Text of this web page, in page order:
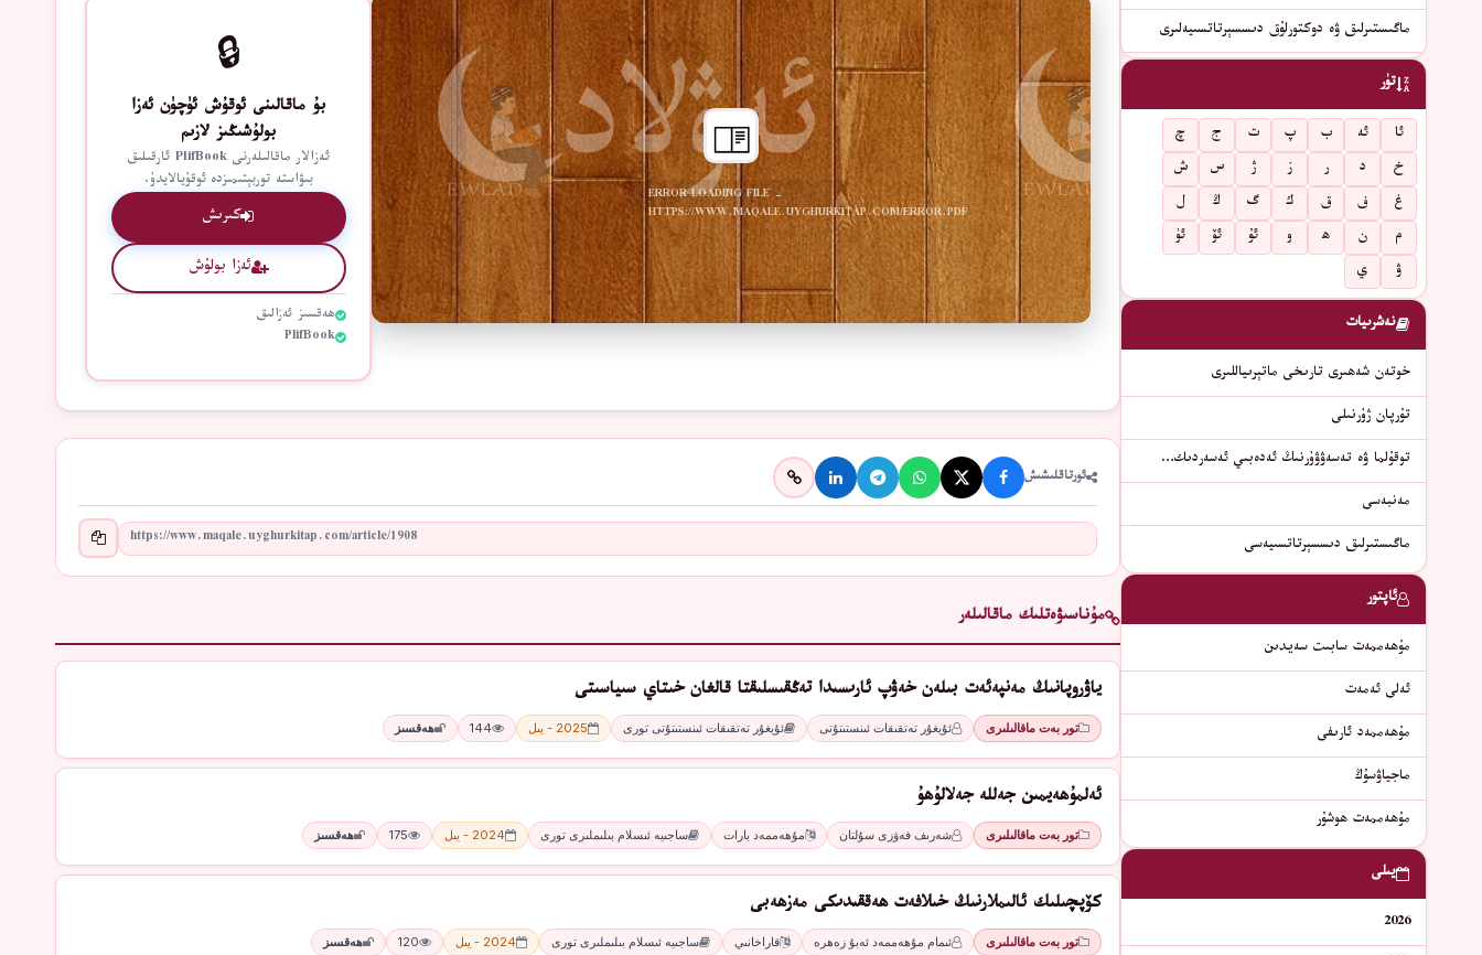
ERROR LOADING FILE -
HTTPS://WWW.MAQALE.UYGHURKITAP.COM/ERROR.PDF
🔒
بۇ ماقالىنى ئوقۇش ئۈچۈن ئەزا
بولۇشىڭىز لازىم
ئەزالار ماقالىلەرنى PlifBook ئارقىلىق
بىۋاستە توربېتىمىزدە ئوقۇيالايدۇ.
كىرىش
ئەزا بولۇش
ھەقسىز ئەزالىق
PlifBook
ئورتاقلىشىش
مۇناسىۋەتلىك ماقالىلەر
ياۋروپانىڭ مەنپەئەت بىلەن خەۋپ ئارىسىدا تەڭقىسلىقتا قالغان خىتاي سىياسىتى
تور بەت ماقالىلىرى ئۇيغۇر تەتقىقات ئىنستىتۇتى ئۇيغۇر تەتقىقات ئىنستىتۇتى تورى 2025 - يىل 144 ھەقسىز
ئەلمۇھەيمىن جەللە جەلالۇھۇ
تور بەت ماقالىلىرى شەرىف فەۋزى سۇلتان مۇھەممەد بارات ساجىيە ئىسلام بىلىملىرى تورى 2024 - يىل 175 ھەقسىز
كۆپچىلىك ئالىملارنىڭ خىلافەت ھەققىدىكى مەزھەبى
تور بەت ماقالىلىرى ئىمام مۇھەممەد ئەبۇ زەھرە قاراخانىي ساجىيە ئىسلام بىلىملىرى تورى 2024 - يىل 120 ھەقسىز
ماگىستىرلىق ۋە دوكتورلۇق دىسسېرتاتسىيەلىرى
تۈر
ئا ئە ب پ ت ج
چ
خ
د ر ز ژ س
ش
غ
ف ق ك گ ڭ
ل
م
ن ھ و ئۇ ئۆ
ئۈ
ۋ
ي
نەشرىيات
خوتەن شەھىرى تارىخى ماتېرىياللىرى
تۇرپان ژۇرنىلى
توقۇلما ۋە تەسەۋۋۇرنىڭ ئەدەبىي ئەسەردىك…
مەنبەسى
ماگىستىرلىق دىسسېرتاتسىيەسى
ئاپتور
مۇھەممەت سابىت سەيدىن
ئەلى ئەمەت
ﻣﯘﮬﻪﻣﻤﻪﺩ ﺋﺎﺭﯨﻔﻰ
ماجياۋسۇڭ
مۇھەممەت ھوشۇر
يىلى
2026